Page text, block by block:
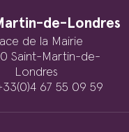
de-Londres
de la Mairie
Saint-Martin-de-
Londres
67 55 09 59